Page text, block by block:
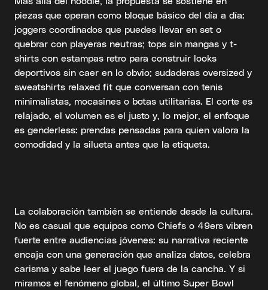
piezas que operan como bloque básico del día a día:
joggers coordinados que puedes llevar en set o
quebrar con playeras neutras; tops sin mangas y t-
shirts con estampas retro para construir looks
deportivos sin caer en lo obvio; sudaderas oversized y
sweatshirts relaxed fit que conversan con tenis
minimalistas, mocasines o botas utilitarias. El corte es
relajado, el volumen es el justo y, lo mejor, el enfoque
es genderless: prendas pensadas para quien valora la
comodidad y la silueta antes que la etiqueta.
La colaboración también se entiende desde la cultura.
No es casual que equipos como Chiefs o 49ers vibren
fuerte entre audiencias jóvenes: su narrativa reciente
encaja con una generación que analiza datos, celebra
carisma y sabe leer el juego fuera de la cancha. Y si
miramos el fenómeno global, el último Super Bowl